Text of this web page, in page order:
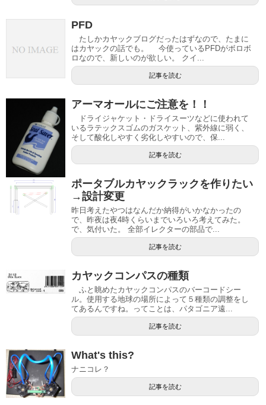
PFD
たしかカヤックブログだったはずなので、たまに
はカヤックの話でも。 今使っているPFDがボロボ
ロなので、新しいのが欲しい。 クイ...
記事を読む
アーマオールにご注意を！！
ドライジャケット・ドライスーツなどに使われて
いるラテックスゴムのガスケット、紫外線に弱く、
そして酸化しやすく劣化しやすいので、保...
記事を読む
ポータブルカヤックラックを作りたい
→設計変更
昨日考えたやつはなんだか納得がいかなかったの
で、昨夜は夜4時くらいまでいろいろ考えてみた。
で、気付いた。 全部イレクターの部品で...
記事を読む
カヤックコンパスの種類
ふと眺めたカヤックコンパスのバーコードシー
ル。使用する地球の場所によって５種類の調整をし
てあるんですね。ってことは、パタゴニア遠...
記事を読む
What's this?
ナニコレ？
記事を読む